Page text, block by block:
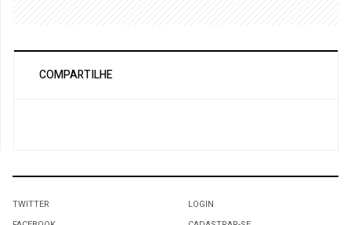
COMPARTILHE
TWITTER
LOGIN